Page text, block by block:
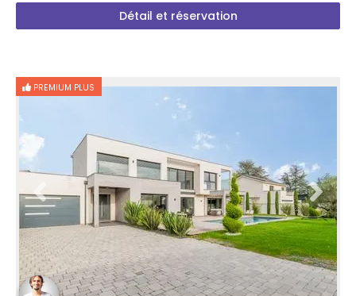
Détail et réservation
PREMIUM PLUS